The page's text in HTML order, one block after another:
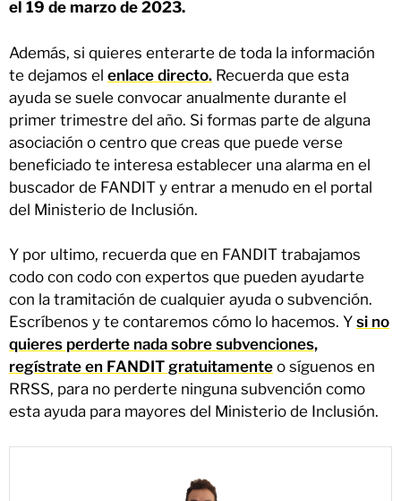
el 19 de marzo de 2023.
Además, si quieres enterarte de toda la información
te dejamos el enlace directo. Recuerda que esta
ayuda se suele convocar anualmente durante el
primer trimestre del año. Si formas parte de alguna
asociación o centro que creas que puede verse
beneficiado te interesa establecer una alarma en el
buscador de FANDIT y entrar a menudo en el portal
del Ministerio de Inclusión.
Y por ultimo, recuerda que en FANDIT trabajamos
codo con codo con expertos que pueden ayudarte
con la tramitación de cualquier ayuda o subvención.
Escríbenos y te contaremos cómo lo hacemos. Y si no
quieres perderte nada sobre subvenciones,
regístrate en FANDIT gratuitamente o síguenos en
RRSS, para no perderte ninguna subvención como
esta ayuda para mayores del Ministerio de Inclusión.